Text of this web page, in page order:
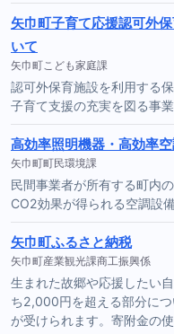
矢巾町子育て応援認可外
いて
矢巾町こども家庭課
認可外保育施設を利用する
子育て支援の充実を図る事業
高効率照明機器・高効率
矢巾町町民環境課
民間事業者が所有する町内
CO2効果が得られる空調設
矢巾町ふるさと納税
矢巾町産業観光課商工振興係
生まれた故郷や応援したい
ち2,000円を超える部分に
が受けられます。寄附金の